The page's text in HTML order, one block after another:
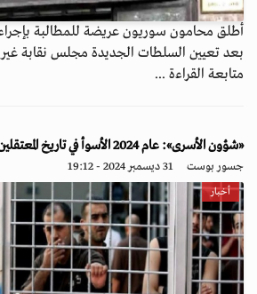
أطلق محامون سوريون عريضة للمطالبة بإجراء
بعد تعيين السلطات الجديدة مجلس نقابة
متابعة القراءة ...
«شؤون الأسرى»: عام 2024 الأسوأ في تاريخ المعتقلين الفلسطينيين
جسور بوست 31 ديسمبر 2024 - 19:12
أخبار